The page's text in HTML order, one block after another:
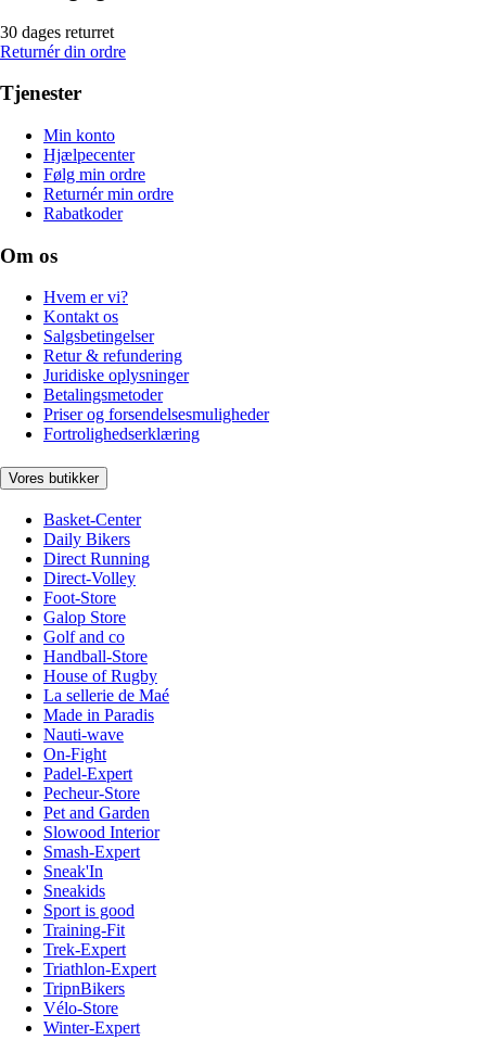
30 dages returret
Returnér din ordre
Tjenester
Min konto
Hjælpecenter
Følg min ordre
Returnér min ordre
Rabatkoder
Om os
Hvem er vi?
Kontakt os
Salgsbetingelser
Retur & refundering
Juridiske oplysninger
Betalingsmetoder
Priser og forsendelsesmuligheder
Fortrolighedserklæring
Vores butikker
Basket-Center
Daily Bikers
Direct Running
Direct-Volley
Foot-Store
Galop Store
Golf and co
Handball-Store
House of Rugby
La sellerie de Maé
Made in Paradis
Nauti-wave
On-Fight
Padel-Expert
Pecheur-Store
Pet and Garden
Slowood Interior
Smash-Expert
Sneak'In
Sneakids
Sport is good
Training-Fit
Trek-Expert
Triathlon-Expert
TripnBikers
Vélo-Store
Winter-Expert